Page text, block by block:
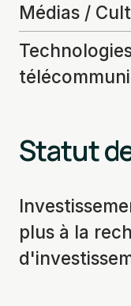
Médias /
Statut
plus à la